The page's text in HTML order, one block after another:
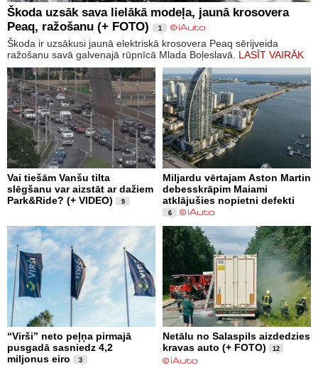
Škoda uzsāk sava lielākā modeļa, jaunā krosovera
Peaq, ražošanu (+ FOTO)
1
Škoda ir uzsākusi jaunā elektriskā krosovera Peaq sērijveida
ražošanu savā galvenajā rūpnīcā Mlada Boļeslavā. LASĪT VAIRĀK
Vai tiešām Vanšu tilta
slēgšanu var aizstāt ar dažiem
Park&Ride? (+ VIDEO)
9
Miljardu vērtajam Aston Martin
debesskrāpim Maiami
atklājušies nopietni defekti
6
“Virši” neto peļņa pirmajā
pusgadā sasniedz 4,2
miljonus eiro
3
Netālu no Salaspils aizdedzies
kravas auto (+ FOTO)
12